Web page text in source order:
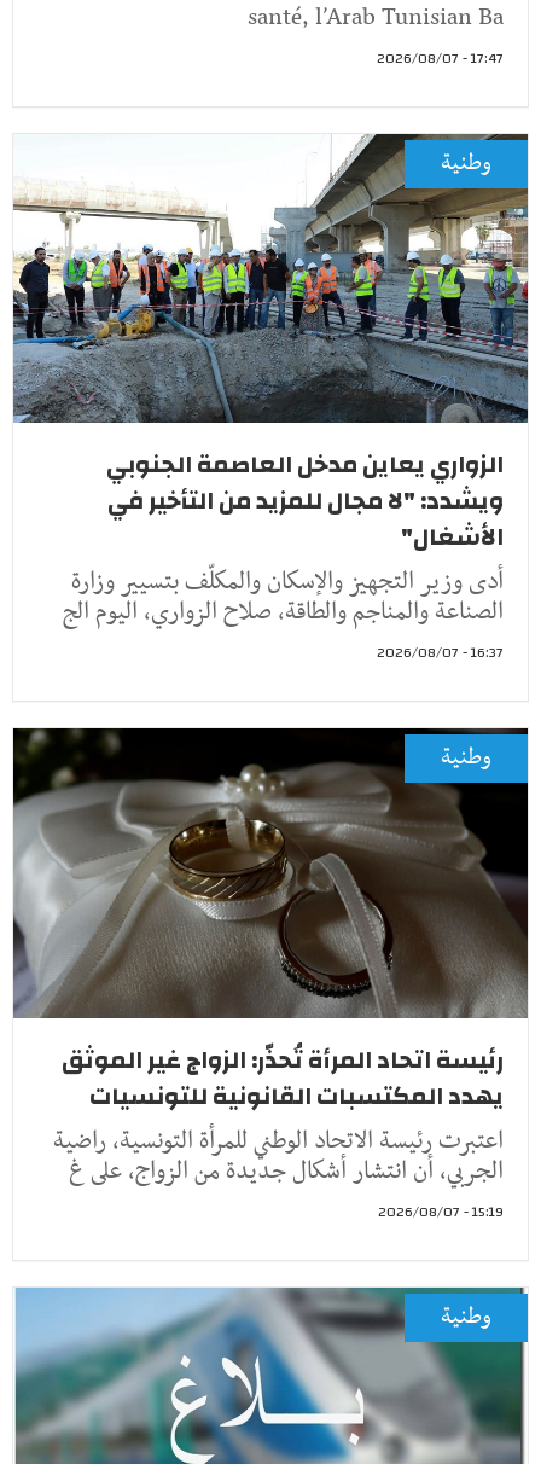
santé, l’Arab Tunisian Ba
17:47 - 2026/08/07
وطنية
الزواري يعاين مدخل العاصمة الجنوبي
ويشدد: "لا مجال للمزيد من التأخير في
الأشغال"
أدى وزير التجهيز والإسكان والمكلّف بتسيير وزارة
الصناعة والمناجم والطاقة، صلاح الزواري، اليوم الج
16:37 - 2026/08/07
وطنية
رئيسة اتحاد المرأة تُحذّر: الزواج غير الموثق
يهدد المكتسبات القانونية للتونسيات
اعتبرت رئيسة الاتحاد الوطني للمرأة التونسية، راضية
الجربي، أن انتشار أشكال جديدة من الزواج، على غ
15:19 - 2026/08/07
وطنية